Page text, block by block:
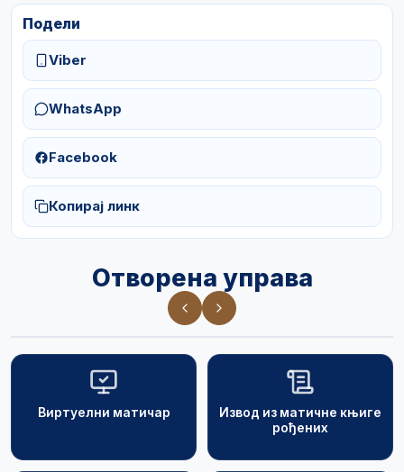
Подели
Viber
WhatsApp
Facebook
Копирај линк
Отворена управа
Виртуелни матичар
Извод из матичне књиге
рођених